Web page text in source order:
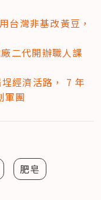
台灣非基改黃豆，
二代開辦職人課
經濟活路， 7 年
軍團
肥皂